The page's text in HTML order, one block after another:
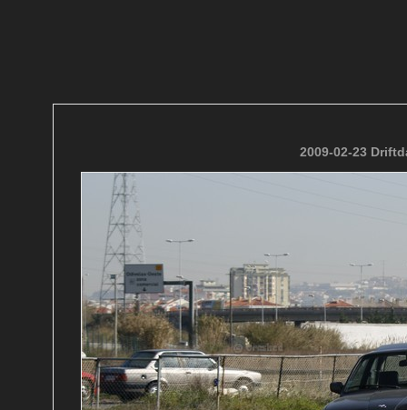
2009-02-23